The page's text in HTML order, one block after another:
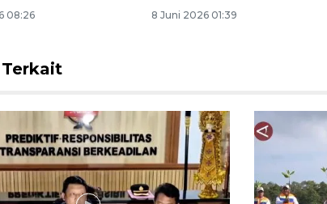
08:26 8 Juni 2026 01:39